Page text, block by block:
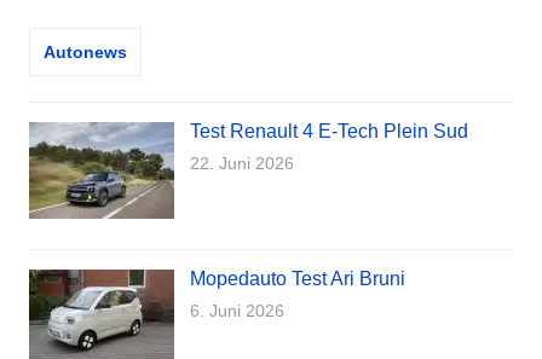
Autonews
Test Renault 4 E-Tech Plein Sud
22. Juni 2026
Mopedauto Test Ari Bruni
6. Juni 2026